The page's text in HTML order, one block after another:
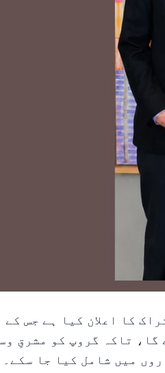
اشتراک کا اعلان کیا ہے جس
گا، تاکہ گروپ کو مشرقِ
میں شامل کیا جا سکے۔